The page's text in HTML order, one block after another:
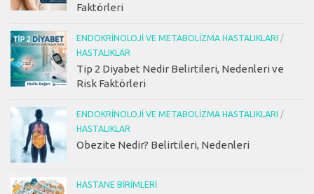
Faktörleri
ENDOKRINOLOJI VE METABOLIZMA HASTALIKLARI
/
HASTALIKLAR
Tip 2 Diyabet Nedir Belirtileri, Nedenleri ve
Risk Faktörleri
ENDOKRINOLOJI VE METABOLIZMA HASTALIKLARI
/
HASTALIKLAR
Obezite Nedir? Belirtileri, Nedenleri
HASTANE BIRIMLERI